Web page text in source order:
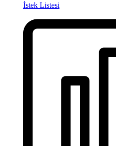
İstek Listesi